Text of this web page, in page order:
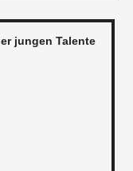
jungen Talente